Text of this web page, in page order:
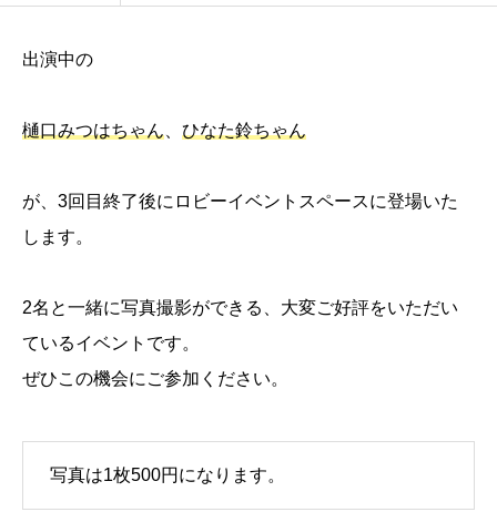
出演中の
樋口みつはちゃん ひなた鈴ちゃん
が、3回目終了後にロビーイベントスペースに登場いた
します。
2名と一緒に写真撮影ができる、大変ご好評をいただい
ているイベントです。
ぜひこの機会にご参加ください。
写真は1枚500円になります。